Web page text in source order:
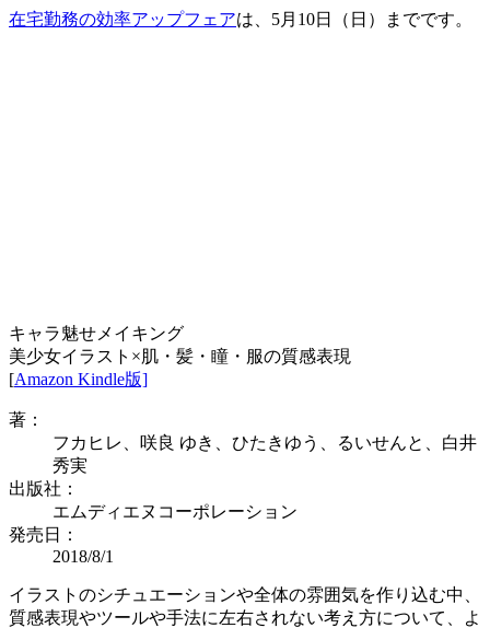
在宅勤務の効率アップフェアは、5月10日（日）までです。
キャラ魅せメイキング
美少女イラスト×肌・髪・瞳・服の質感表現
[Amazon Kindle版]
著：
フカヒレ、咲良 ゆき、ひたきゆう、るいせんと、白井
秀実
出版社：
エムディエヌコーポレーション
発売日：
2018/8/1
イラストのシチュエーションや全体の雰囲気を作り込む中、
質感表現やツールや手法に左右されない考え方について、よ